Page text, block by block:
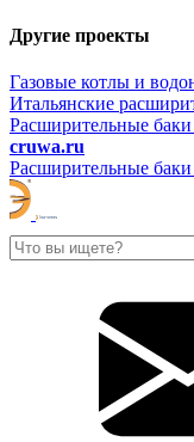
Другие проекты
Газовые котлы и
Итальянские
Расширительные
cruwa.ru
Расширительные